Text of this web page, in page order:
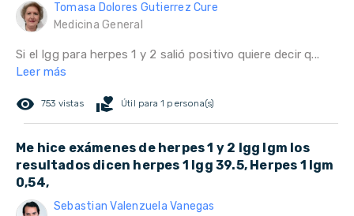
Tomasa Dolores Gutierrez Cure
Medicina General
Si el Igg para herpes 1 y 2 salió positivo quiere decir q...
Leer más
remove_red_eye 753 vistas volunteer_activism Útil para 1 persona(s)
Me hice exámenes de herpes 1 y 2 Igg Igm los
resultados dicen herpes 1 Igg 39.5, Herpes 1 Igm
0,54,
Sebastian Valenzuela Vanegas